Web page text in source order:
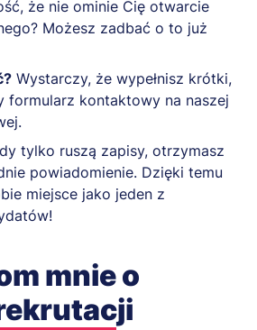
że nie ominie Cię otwarcie
Możesz zadbać o to już
Wystarczy, że wypełnisz krótki,
formularz kontaktowy na naszej
tylko ruszą zapisy, otrzymasz
powiadomienie. Dzięki temu
miejsce jako jeden z
mnie o